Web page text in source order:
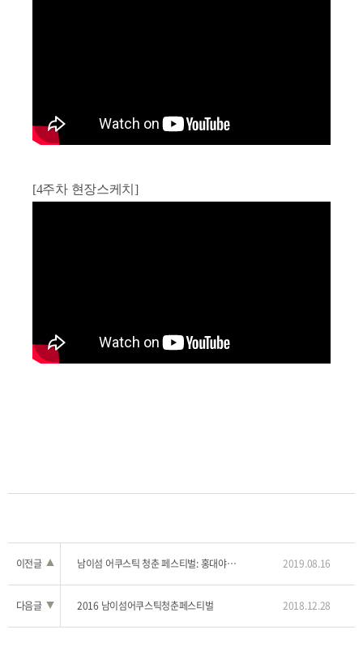
[4주차 현장스케치]
이전글 ▲ 남이섬 어쿠스틱 청춘 페스티벌: 홍대야놀자 in 남이섬 2019.08.16
다음글 ▼ 2016 남이섬어쿠스틱청춘페스티벌 2018.12.28